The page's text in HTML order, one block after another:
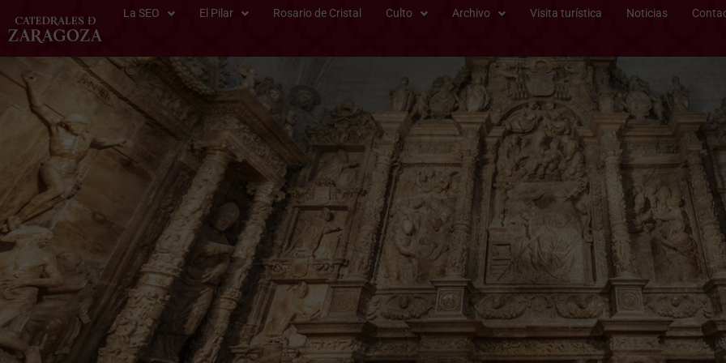
La SEO El Pilar Rosario de Cristal Culto Archivo Visita turística Noticias